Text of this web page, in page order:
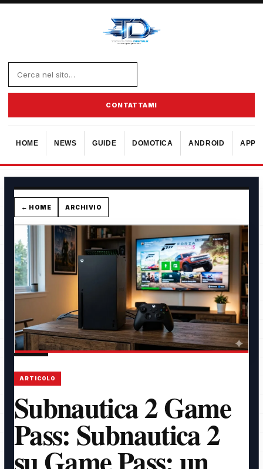
CONTATTAMI
HOME NEWS GUIDE DOMOTICA ANDROID
← HOME ARCHIVIO
ARTICOLO
Subnautica 2 Game
Pass: Subnautica 2